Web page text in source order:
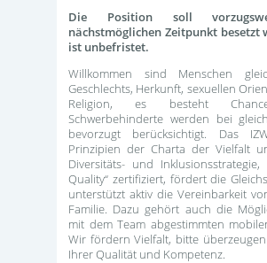
Die Position soll
nächstmöglichen Zeitpunkt besetzt
ist unbefristet.
Willkommen sind Menschen
Geschlechts, Herkunft, sexuellen
Religion, es besteht
Schwerbehinderte werden bei
bevorzugt berücksichtigt. Das
Prinzipien der Charta der Vielfalt
Diversitäts- und Inklusionsstrategie,
Quality“ zertifiziert, fördert die
unterstützt aktiv die Vereinbarkeit
Familie. Dazu gehört auch die
mit dem Team abgestimmten
Wir fördern Vielfalt, bitte
Ihrer Qualität und Kompetenz.